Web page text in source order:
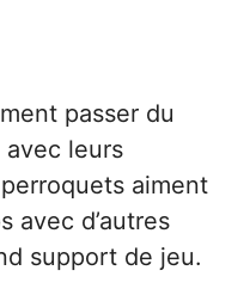
passer du
leurs
aiment
avec d’autres
support de jeu.